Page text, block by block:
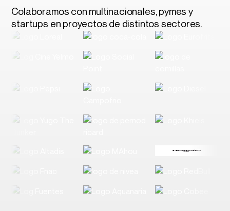
Colaboramos con multinacionales, pymes y
startups en proyectos de distintos sectores.